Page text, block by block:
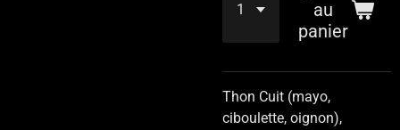
au
panier
Thon Cuit (mayo,
ciboulette, oignon),